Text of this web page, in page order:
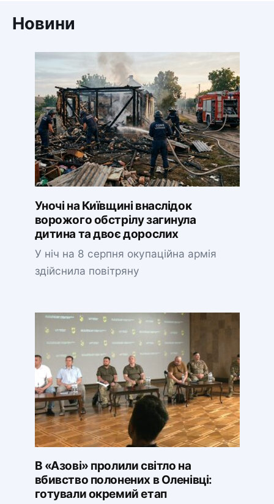
Новини
Уночі на Київщині внаслідок
ворожого обстрілу загинула
дитина та двоє дорослих
У ніч на 8 серпня окупаційна армія
здійснила повітряну
В «Азові» пролили світло на
вбивство полонених в Оленівці:
готували окремий етап